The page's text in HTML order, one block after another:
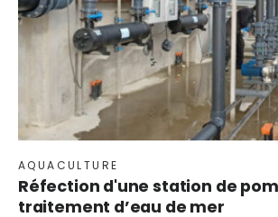
AQUACULTURE
Réfection d'une station de
traitement d’eau de mer